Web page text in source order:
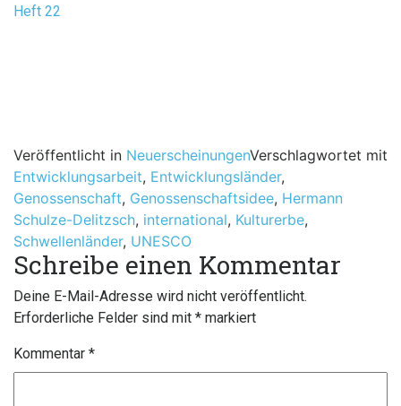
Heft 22
Veröffentlicht in NeuerscheinungenVerschlagwortet mit
Entwicklungsarbeit, Entwicklungsländer,
Genossenschaft, Genossenschaftsidee, Hermann
Schulze-Delitzsch, international, Kulturerbe,
Schwellenländer, UNESCO
Schreibe einen Kommentar
Deine E-Mail-Adresse wird nicht veröffentlicht.
Erforderliche Felder sind mit * markiert
Kommentar *